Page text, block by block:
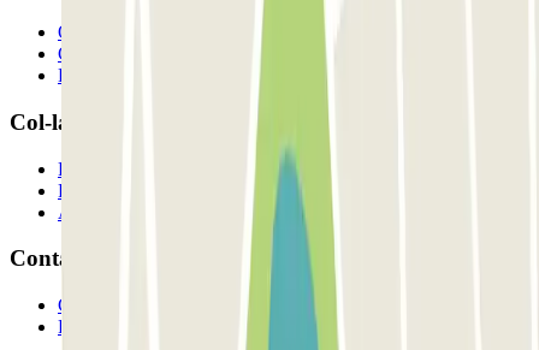
Qui som
Com funciona?
Els nostres pàrquings
Col-laborem?
Professionals
Proveïdor de pàrquing
Afiliat
Contacte
Contacta'ns
FAQ